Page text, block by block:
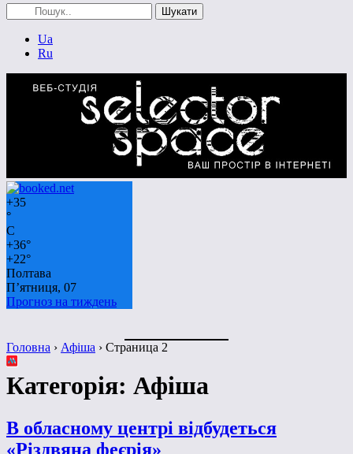
Ua
Ru
+35
°
C
+36°
+22°
Полтава
П’ятниця, 07
Прогноз на тиждень
Головна › Афіша › Страница 2
Категорія: Афіша
В обласному центрі відбудеться
«Різдвяна феєрія»